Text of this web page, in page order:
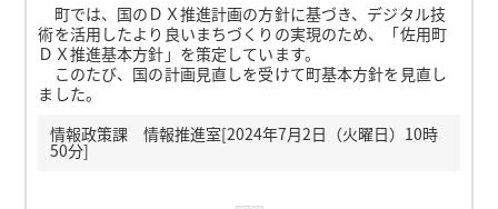
町では、国のＤＸ推進計画の方針に基づき、デジタル技
術を活用したより良いまちづくりの実現のため、「佐用町
ＤＸ推進基本方針」を策定しています。
このたび、国の計画見直しを受けて町基本方針を見直し
ました。
情報政策課 情報推進室[2024年7月2日（火曜日）10時
50分]